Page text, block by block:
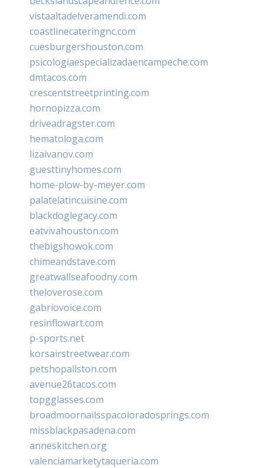
vistaaltadelveramendi.com
coastlinecateringnc.com
cuesburgershouston.com
psicologiaespecializadaencampeche.com
dmtacos.com
crescentstreetprinting.com
hornopizza.com
driveadragster.com
hematologa.com
lizaivanov.com
guesttinyhomes.com
home-plow-by-meyer.com
palatelatincuisine.com
blackdoglegacy.com
eatvivahouston.com
thebigshowok.com
chimeandstave.com
greatwallseafoodny.com
theloverose.com
gabriovoice.com
resinflowart.com
p-sports.net
korsairstreetwear.com
petshopallston.com
avenue26tacos.com
topgglasses.com
broadmoornailsspacoloradosprings.com
missblackpasadena.com
anneskitchen.org
valenciamarketytaqueria.com